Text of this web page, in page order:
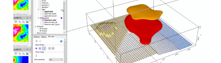
Acesso rápido a